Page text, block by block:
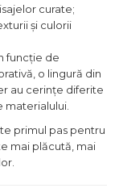
curate;
și culorii
funcție de
o lingură din
au cerințe diferite
primul pas pentru
mai plăcută, mai